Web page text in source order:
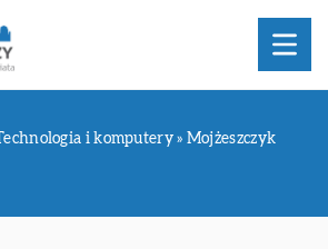
i komputery» Mojżeszczyk